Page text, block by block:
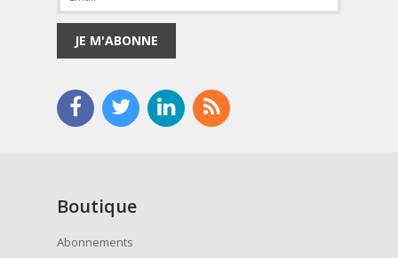
JE M'ABONNE
Boutique
Abonnements